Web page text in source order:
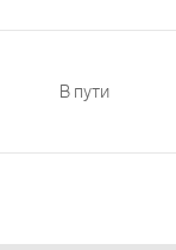
В пути